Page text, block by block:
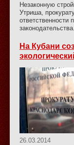
Незаконную
Утриша,
ответственности
законодательства.
На Кубани
26.03.2014